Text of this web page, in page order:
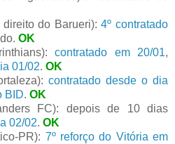
direito do Barueri):4º contratado
OK
contratado em 20/01,
01/02. OK
contratado desde o dia
BID. OK
FC): depois de 10 dias
02/02. OK
PR): 7º reforço do Vitória em